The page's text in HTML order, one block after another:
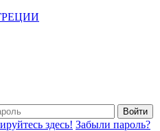
Войти
здесь! Забыли пароль?